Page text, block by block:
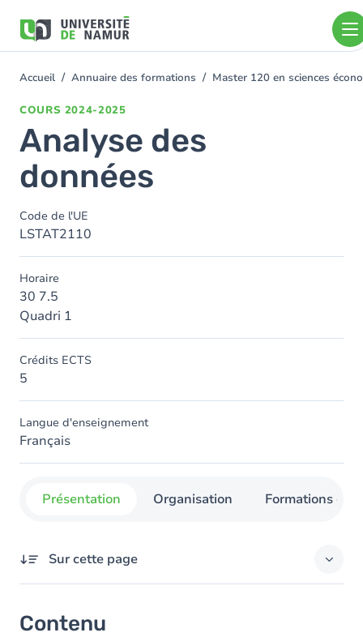
contenu
You
Accueil Annuaire des formations Master 120 en sciences
COURS 2024-2025
Analyse des
données
Code de l'UE
LSTAT2110
Horaire
30 7.5
Quadri 1
Crédits ECTS
5
Langue d'enseignement
Français
Présentation Organisation Formations
Sur cette page
Contenu